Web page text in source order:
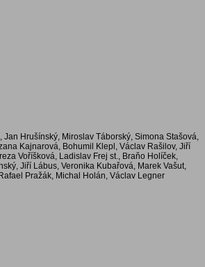
Hrušínský, Miroslav Táborský, Simona Stašová,
Kajnarová, Bohumil Klepl, Václav Rašilov, Jiří
Voříšková, Ladislav Frej st., Braňo Holíček,
Jiří Lábus, Veronika Kubařová, Marek Vašut,
Pražák, Michal Holán, Václav Legner